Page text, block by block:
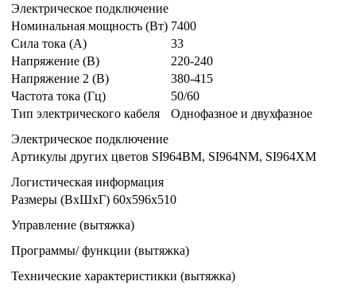
Электрическое подключение
Номинальная мощность (Вт) 7400
Сила тока (А)
33
Напряжение (В)
220-240
Напряжение 2 (В)
380-415
Частота тока (Гц)
50/60
Тип электрического кабеля
Однофазное и двухфазное
Электрическое подключение
Артикулы других цветов SI964BM, SI964NM, SI964XM
Логистическая информация
Размеры (ВxШxГ) 60x596x510
Управление (вытяжка)
Программы/ функции (вытяжка)
Технические характеристикки (вытяжка)